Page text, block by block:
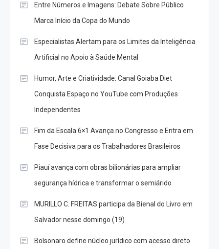
Entre Números e Imagens: Debate Sobre Público
Marca Início da Copa do Mundo
Especialistas Alertam para os Limites da Inteligência
Artificial no Apoio à Saúde Mental
Humor, Arte e Criatividade: Canal Goiaba Diet
Conquista Espaço no YouTube com Produções
Independentes
Fim da Escala 6×1 Avança no Congresso e Entra em
Fase Decisiva para os Trabalhadores Brasileiros
Piauí avança com obras bilionárias para ampliar
segurança hídrica e transformar o semiárido
MURILLO C. FREITAS participa da Bienal do Livro em
Salvador nesse domingo (19)
Bolsonaro define núcleo jurídico com acesso direto